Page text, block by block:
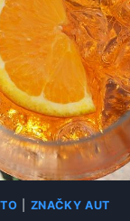
ZNAČKY AUT